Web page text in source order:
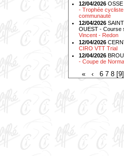
12/04/2026
- Trophée
communauté
12/04/2026
OUEST - Course
Vincent - Redon
12/04/2026
CIRO VTT Trial
12/04/2026
- Coupe de
« ‹ 6 7 8 [9]